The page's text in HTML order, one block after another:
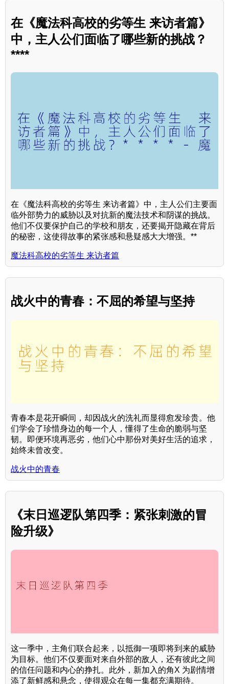
在《魔法科高校的劣等生 来访者篇》
中，主人公们面临了哪些新的挑战？
****
在《魔法科高校的劣等生 来访者篇》中，主人公们主要面
临外部势力的威胁以及对抗新的魔法技术和阴谋的挑战。
他们不仅要保护自己的学校和朋友，还要揭开隐藏在背后
的秘密，这使得故事的紧张感和悬疑感大大增强。**
魔法科高校的劣等生 来访者篇
战火中的青春：不屈的希望与坚持
青春本是花开瞬间，却因战火的洗礼而显得愈发珍贵。他
们学会了珍惜身边的每一个人，懂得了生命的脆弱与坚
韧。即便环境再恶劣，他们心中那份对美好生活的追求，
始终未曾改变。
战火中的青春
《末日巡逻队第四季：紧张刺激的冒
险升级》
这一季中，主角们联合起来，以抵御一项即将到来的威胁
为目标。他们不仅要面对来自外部的敌人，还有彼此之间
的信任问题和内心的挣扎。此外，新加入的角X 为剧情增
添了新鲜感和悬念，使得观众在每一集都充满期待。